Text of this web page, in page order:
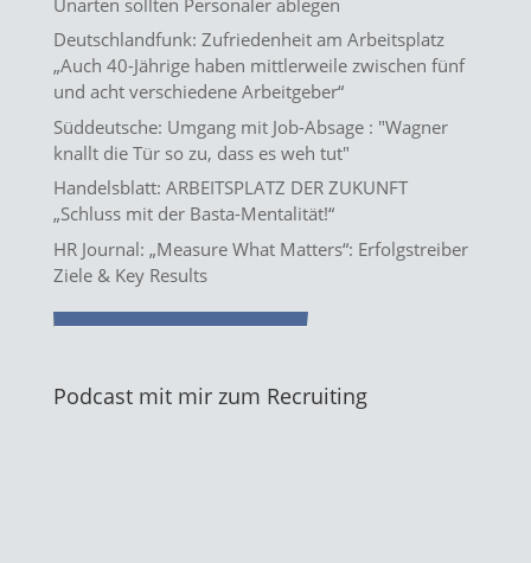
Deutschlandfunk: Zufriedenheit am Arbeitsplatz
„Auch 40-Jährige haben mittlerweile zwischen fünf
und acht verschiedene Arbeitgeber“
Süddeutsche: Umgang mit Job-Absage : "Wagner
knallt die Tür so zu, dass es weh tut"
Handelsblatt: ARBEITSPLATZ DER ZUKUNFT
„Schluss mit der Basta-Mentalität!“
HR Journal: „Measure What Matters“: Erfolgstreiber
Ziele & Key Results
Podcast mit mir zum Recruiting